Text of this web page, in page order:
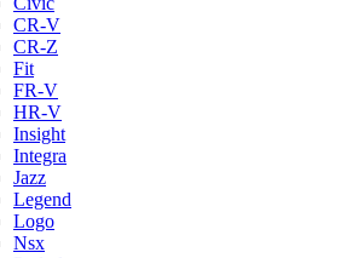
CR-V
CR-Z
Fit
FR-V
HR-V
Insight
Integra
Jazz
Legend
Logo
Nsx